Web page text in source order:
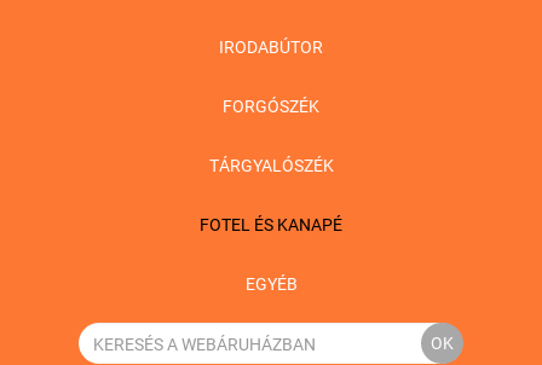
IRODABÚTOR
FORGÓSZÉK
TÁRGYALÓSZÉK
FOTEL ÉS KANAPÉ
EGYÉB
OK